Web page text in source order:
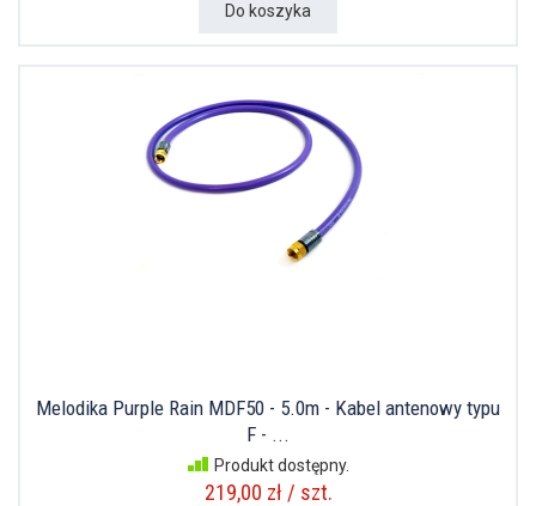
Do koszyka
Melodika Purple Rain MDF50 - 5.0m - Kabel antenowy typu
F - ...
Produkt dostępny.
219,00 zł / szt.